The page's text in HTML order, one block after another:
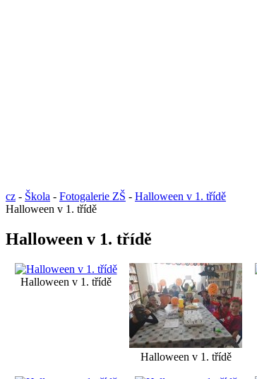
cz - Škola - Fotogalerie ZŠ - Halloween v 1. třídě
Halloween v 1. třídě
Halloween v 1. třídě
Halloween v 1. třídě
Halloween v 1. třídě